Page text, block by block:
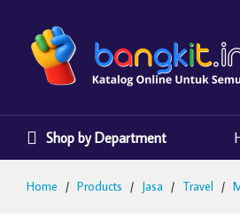
Shop by Department
Home Products Jasa Travel